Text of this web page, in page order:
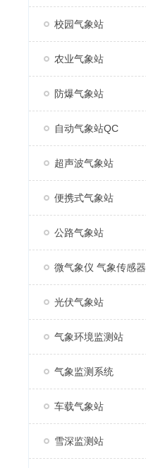
校园气象站
农业气象站
防爆气象站
自动气象站QC
超声波气象站
便携式气象站
公路气象站
微气象仪 气象传感器
光伏气象站
气象环境监测站
气象监测系统
车载气象站
雪深监测站